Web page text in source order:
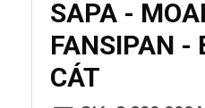
SAPA -
FANSIPAN -
CÁT